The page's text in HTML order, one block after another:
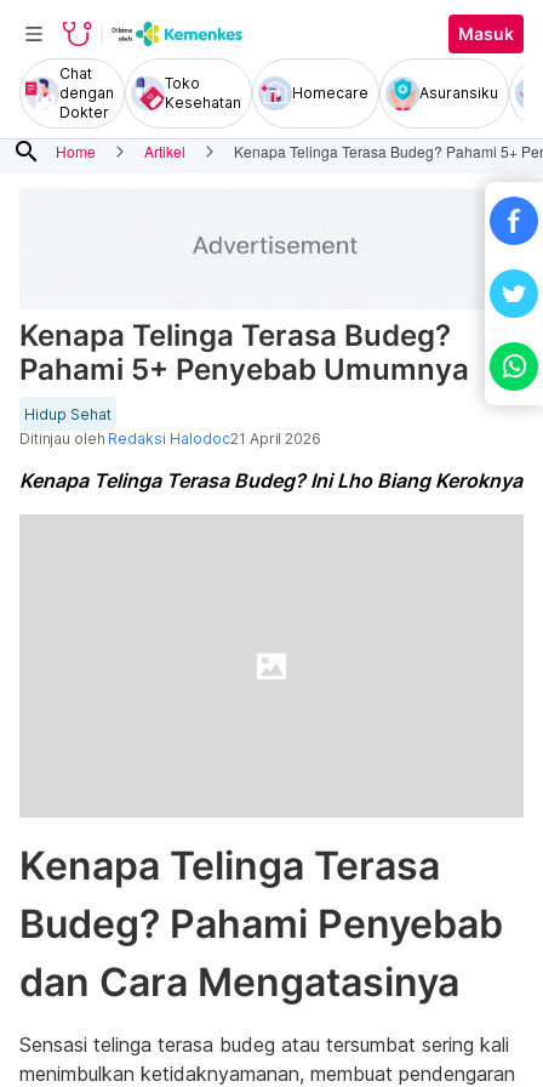
Masuk
Chat
dengan
Dokter
Toko
Kesehatan
Homecare Asuransiku
search Home Artikel Kenapa Telinga Terasa Budeg? Pahami 5+
Kenapa Telinga Terasa Budeg?
Pahami 5+ Penyebab Umumnya
Hidup Sehat
Ditinjau oleh Redaksi Halodoc21 April 2026
Kenapa Telinga Terasa Budeg? Ini Lho Biang Keroknya
Kenapa Telinga Terasa
Budeg? Pahami Penyebab
dan Cara Mengatasinya
Sensasi telinga terasa budeg atau tersumbat sering kali
menimbulkan ketidaknyamanan, membuat pendengaran